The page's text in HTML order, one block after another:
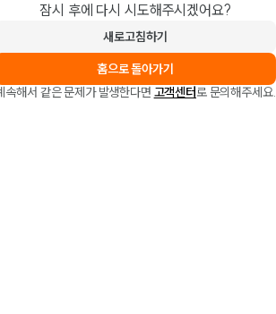
잠시 후에 다시 시도해주시겠어요?
새로고침하기
홈으로 돌아가기
속해서 같은 문제가 발생한다면 고객센터로 문의해주세요.